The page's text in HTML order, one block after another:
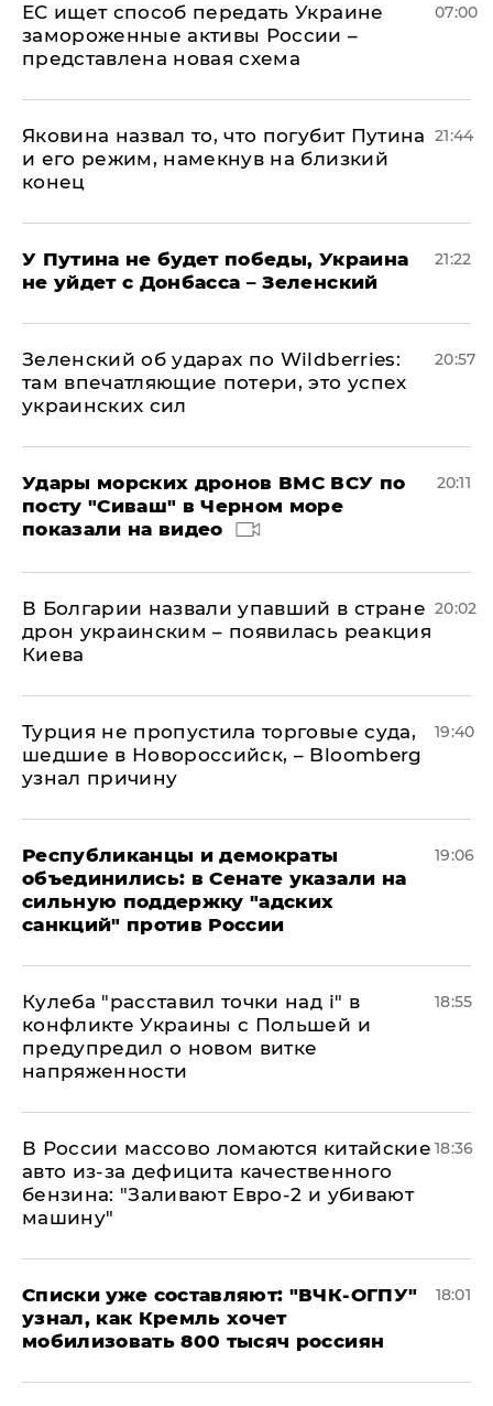
ЕС ищет способ передать Украине
замороженные активы России –
представлена новая схема
07:00
Яковина назвал то, что погубит Путина
и его режим, намекнув на близкий
конец
21:44
У Путина не будет победы, Украина
не уйдет с Донбасса – Зеленский
21:22
Зеленский об ударах по Wildberries:
там впечатляющие потери, это успех
украинских сил
20:57
Удары морских дронов ВМС ВСУ по
посту "Сиваш" в Черном море
показали на видео
20:11
В Болгарии назвали упавший в стране
дрон украинским – появилась реакция
Киева
20:02
Турция не пропустила торговые суда,
шедшие в Новороссийск, – Bloomberg
узнал причину
19:40
Республиканцы и демократы
объединились: в Сенате указали на
сильную поддержку "адских
санкций" против России
19:06
Кулеба "расставил точки над і" в
конфликте Украины с Польшей и
предупредил о новом витке
напряженности
18:55
В России массово ломаются китайские
авто из-за дефицита качественного
бензина: "Заливают Евро-2 и убивают
машину"
18:36
Списки уже составляют: "ВЧК-ОГПУ"
узнал, как Кремль хочет
мобилизовать 800 тысяч россиян
18:01